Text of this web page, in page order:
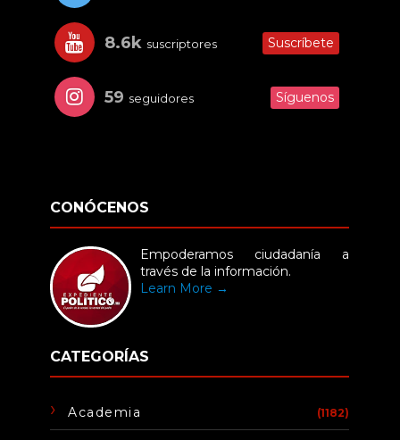
8.6k suscriptores Suscríbete
59 seguidores Síguenos
CONÓCENOS
Empoderamos ciudadanía a
través de la información.
Learn More →
CATEGORÍAS
Academia (1182)